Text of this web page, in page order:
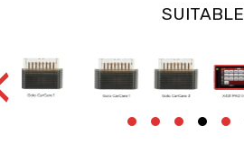
SUITABLE